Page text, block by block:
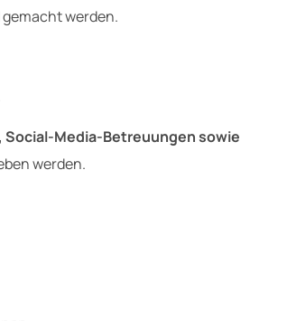
werden.
Media-Betreuungen sowie
werden.